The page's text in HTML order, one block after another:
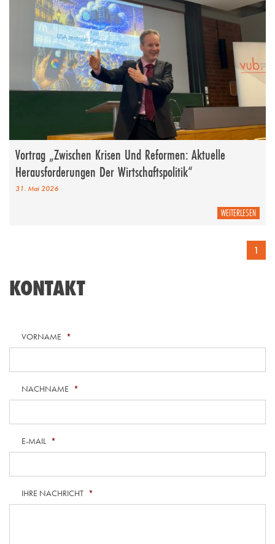
Vortrag „Zwischen Krisen Und Reformen: Aktuelle
Herausforderungen Der Wirtschaftspolitik“
31. Mai 2026
WEITERLESEN
1
KONTAKT
VORNAME *
NACHNAME *
E-MAIL *
IHRE NACHRICHT *